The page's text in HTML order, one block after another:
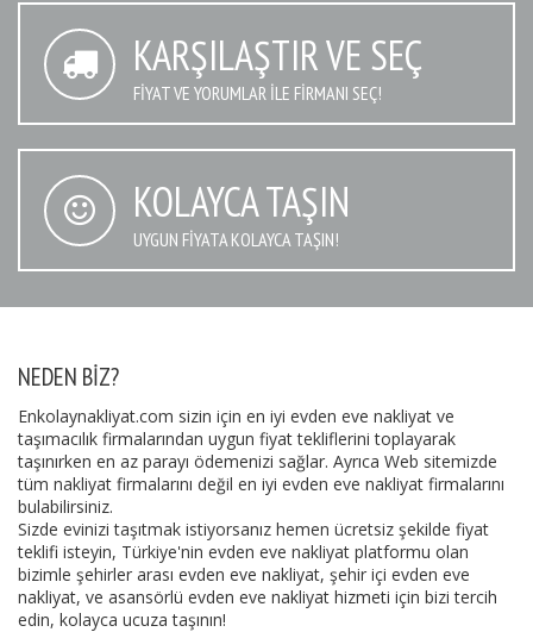
KARŞILAŞTIR VE SEÇ
FIYAT VE YORUMLAR İLE FIRMANI SEÇ!
KOLAYCA TAŞIN
UYGUN FIYATA KOLAYCA TAŞIN!
NEDEN BIZ?
Enkolaynakliyat.com sizin için en iyi evden eve nakliyat ve
taşımacılık firmalarından uygun fiyat tekliflerini toplayarak
taşınırken en az parayı ödemenizi sağlar. Ayrıca Web sitemizde
tüm nakliyat firmalarını değil en iyi evden eve nakliyat firmalarını
bulabilirsiniz.
Sizde evinizi taşıtmak istiyorsanız hemen ücretsiz şekilde fiyat
teklifi isteyin, Türkiye'nin evden eve nakliyat platformu olan
bizimle şehirler arası evden eve nakliyat, şehir içi evden eve
nakliyat, ve asansörlü evden eve nakliyat hizmeti için bizi tercih
edin, kolayca ucuza taşının!